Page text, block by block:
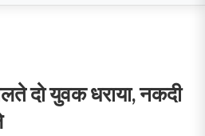
दो युवक धराया, नकदी